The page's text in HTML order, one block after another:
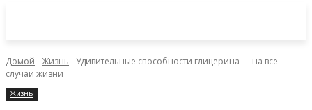
Домой Жизнь
Удивительные способности глицерина — на все
случаи жизни
Жизнь